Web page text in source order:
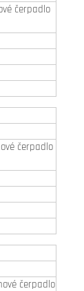
čerpadlo
čerpadlo
čerpadlo